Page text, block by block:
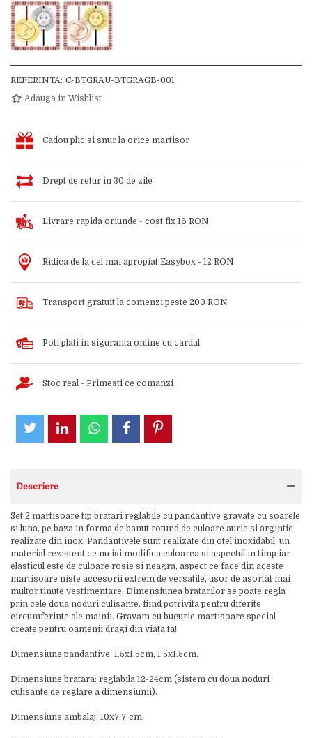
REFERINTA: C-BTGRAU-BTGRAGB-001
Adauga in Wishlist
Cadou plic si snur la orice martisor
Drept de retur in 30 de zile
Livrare rapida oriunde - cost fix 16 RON
Ridica de la cel mai apropiat Easybox - 12 RON
Transport gratuit la comenzi peste 200 RON
Poti plati in siguranta online cu cardul
Stoc real - Primesti ce comanzi
Descriere
Set 2 martisoare tip bratari reglabile cu pandantive gravate cu soarele
si luna, pe baza in forma de banut rotund de culoare aurie si argintie
realizate din inox. Pandantivele sunt realizate din otel inoxidabil, un
material rezistent ce nu isi modifica culoarea si aspectul in timp iar
elasticul este de culoare rosie si neagra, aspect ce face din aceste
martisoare niste accesorii extrem de versatile, usor de asortat mai
multor tinute vestimentare. Dimensiunea bratarilor se poate regla
prin cele doua noduri culisante, fiind potrivita pentru diferite
circumferinte ale mainii. Gravam cu bucurie martisoare special
create pentru oamenii dragi din viata ta!
Dimensiune pandantive: 1.5x1.5cm, 1.5x1.5cm.
Dimensiune bratara: reglabila 12-24cm (sistem cu doua noduri
culisante de reglare a dimensiunii).
Dimensiune ambalaj: 10x7.7 cm.